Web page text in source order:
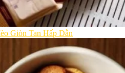
Giòn Tan Hấp Dẫn